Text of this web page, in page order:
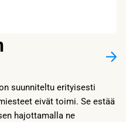
suunniteltu erityisesti
eivät toimi. Se estää
hajottamalla ne